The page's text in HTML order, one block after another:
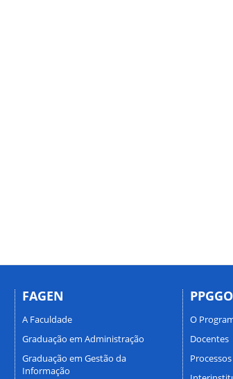
FAGEN
A Faculdade
Graduação em Administração
Graduação em Gestão da
Informação
PPGGO
O
Docentes